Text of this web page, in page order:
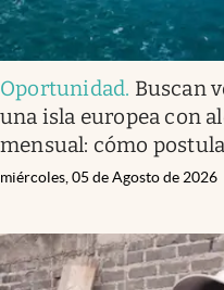
Oportunidad. Buscan
una isla europea con
mensual: cómo
miércoles, 05 de Agosto de 2026